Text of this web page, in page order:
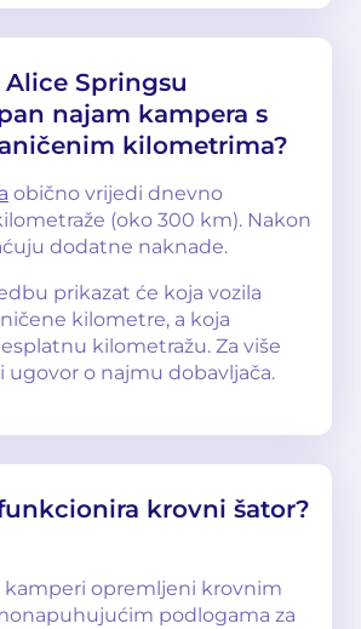
Springsu
najam kampera s
kilometrima?
obično vrijedi dnevno
(oko 300 km). Nakon
dodatne naknade.
prikazat će koja vozila
kilometre, a koja
kilometražu. Za više
ugovor o najmu dobavljača.
krovni šator?
kamperi opremljeni krovnim
podlogama za